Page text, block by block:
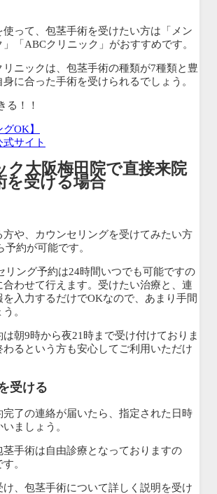
って、包茎手術を受けたい方は「メン
「ABCクリニック」がおすすめです。
ニックは、包茎手術の種類が7種類と豊
に合った手術を受けられるでしょう。
る！！
OK】
サイト
ク大阪梅田院で直接来院
を受ける場合
や、カウンセリングを受けてみたい方
約が可能です。
リング予約は24時間いつでも可能ですの
わせて行えます。受けたい治療と、連
入力するだけでOKなので、あまり手間
。
は朝9時から夜21時まで受け付けておりま
るという方も安心してご利用いただけ
受ける
完了の連絡が届いたら、指定された日時
ましょう。
手術は自由診療となっておりますの
。
け、包茎手術について詳しく説明を受け